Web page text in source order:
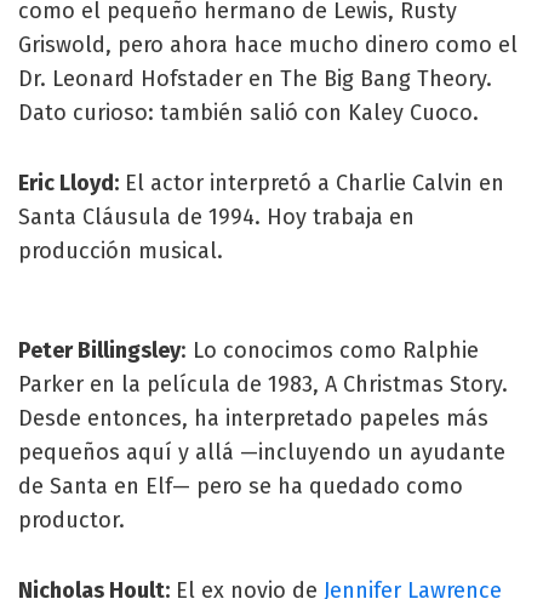
como el pequeño hermano de Lewis, Rusty
Griswold, pero ahora hace mucho dinero como el
Dr. Leonard Hofstader en The Big Bang Theory.
Dato curioso: también salió con Kaley Cuoco.
Eric Lloyd: El actor interpretó a Charlie Calvin en
Santa Cláusula de 1994. Hoy trabaja en
producción musical.
Peter Billingsley: Lo conocimos como Ralphie
Parker en la película de 1983, A Christmas Story.
Desde entonces, ha interpretado papeles más
pequeños aquí y allá —incluyendo un ayudante
de Santa en Elf— pero se ha quedado como
productor.
Nicholas Hoult: El ex novio de Jennifer Lawrence